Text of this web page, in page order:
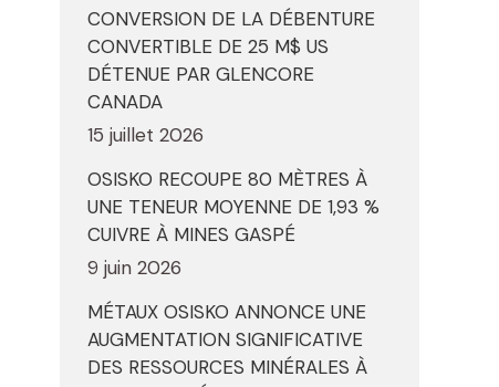
CONVERSION DE LA DÉBENTURE
CONVERTIBLE DE 25 M$ US
DÉTENUE PAR GLENCORE
CANADA
15 juillet 2026
OSISKO RECOUPE 80 MÈTRES À
UNE TENEUR MOYENNE DE 1,93 %
CUIVRE À MINES GASPÉ
9 juin 2026
MÉTAUX OSISKO ANNONCE UNE
AUGMENTATION SIGNIFICATIVE
DES RESSOURCES MINÉRALES À